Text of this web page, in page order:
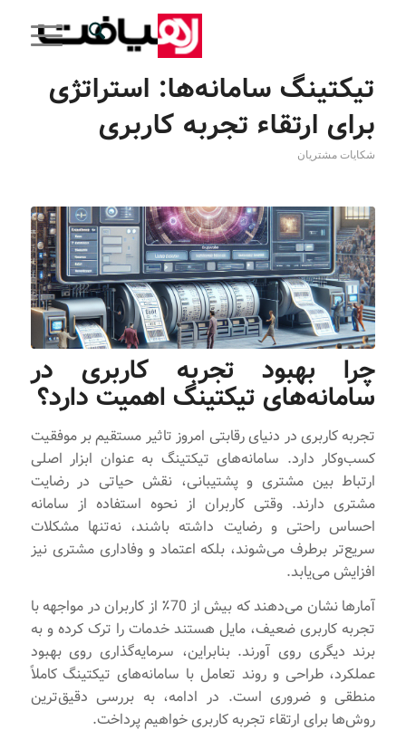
تیکتینگ سامانه‌ها: استراتژی‌
برای ارتقاء تجربه کاربری
شکایات مشتریان
چرا بهبود تجربه کاربری در
سامانه‌های تیکتینگ اهمیت دارد؟
تجربه کاربری در دنیای رقابتی امروز تاثیر مستقیم بر موفقیت
کسب‌و‌کار دارد. سامانه‌های تیکتینگ به عنوان ابزار اصلی
ارتباط بین مشتری و پشتیبانی، نقش حیاتی در رضایت
مشتری دارند. وقتی کاربران از نحوه استفاده از سامانه
احساس راحتی و رضایت داشته باشند، نه‌تنها مشکلات
سریع‌تر برطرف می‌شوند، بلکه اعتماد و وفاداری مشتری نیز
افزایش می‌یابد.
آمارها نشان می‌دهند که بیش از 70٪ از کاربران در مواجهه با
تجربه کاربری ضعیف، مایل هستند خدمات را ترک کرده و به
برند دیگری روی آورند. بنابراین، سرمایه‌گذاری روی بهبود
عملکرد، طراحی و روند تعامل با سامانه‌های تیکتینگ کاملاً
منطقی و ضروری است. در ادامه، به بررسی دقیق‌ترین
روش‌ها برای ارتقاء تجربه کاربری خواهیم پرداخت.